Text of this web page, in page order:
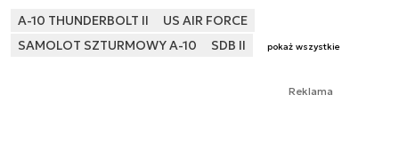
A-10 THUNDERBOLT II
US AIR FORCE
SAMOLOT SZTURMOWY A-10
SDB II pokaż wszystkie
Reklama